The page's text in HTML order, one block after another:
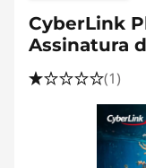
CyberLink
Assinatura
(1)